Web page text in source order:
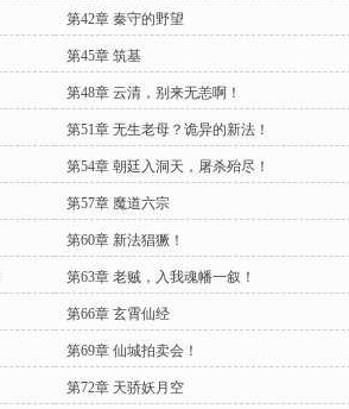
第42章 秦守的野望
第45章 筑基
第48章 云清，别来无恙啊！
第51章 无生老母？诡异的新法！
第54章 朝廷入洞天，屠杀殆尽！
第57章 魔道六宗
第60章 新法猖獗！
第63章 老贼，入我魂幡一叙！
第66章 玄霄仙经
第69章 仙城拍卖会！
第72章 天骄妖月空